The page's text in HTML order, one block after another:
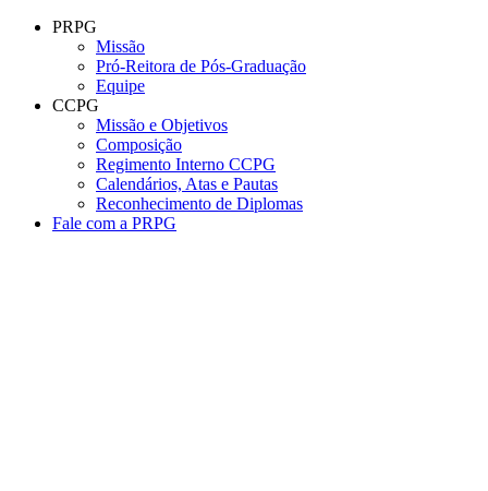
Conteúdo principal
PRPG
Missão
Pró-Reitora de Pós-Graduação
Equipe
CCPG
Missão e Objetivos
Composição
Regimento Interno CCPG
Calendários, Atas e Pautas
Reconhecimento de Diplomas
Fale com a PRPG